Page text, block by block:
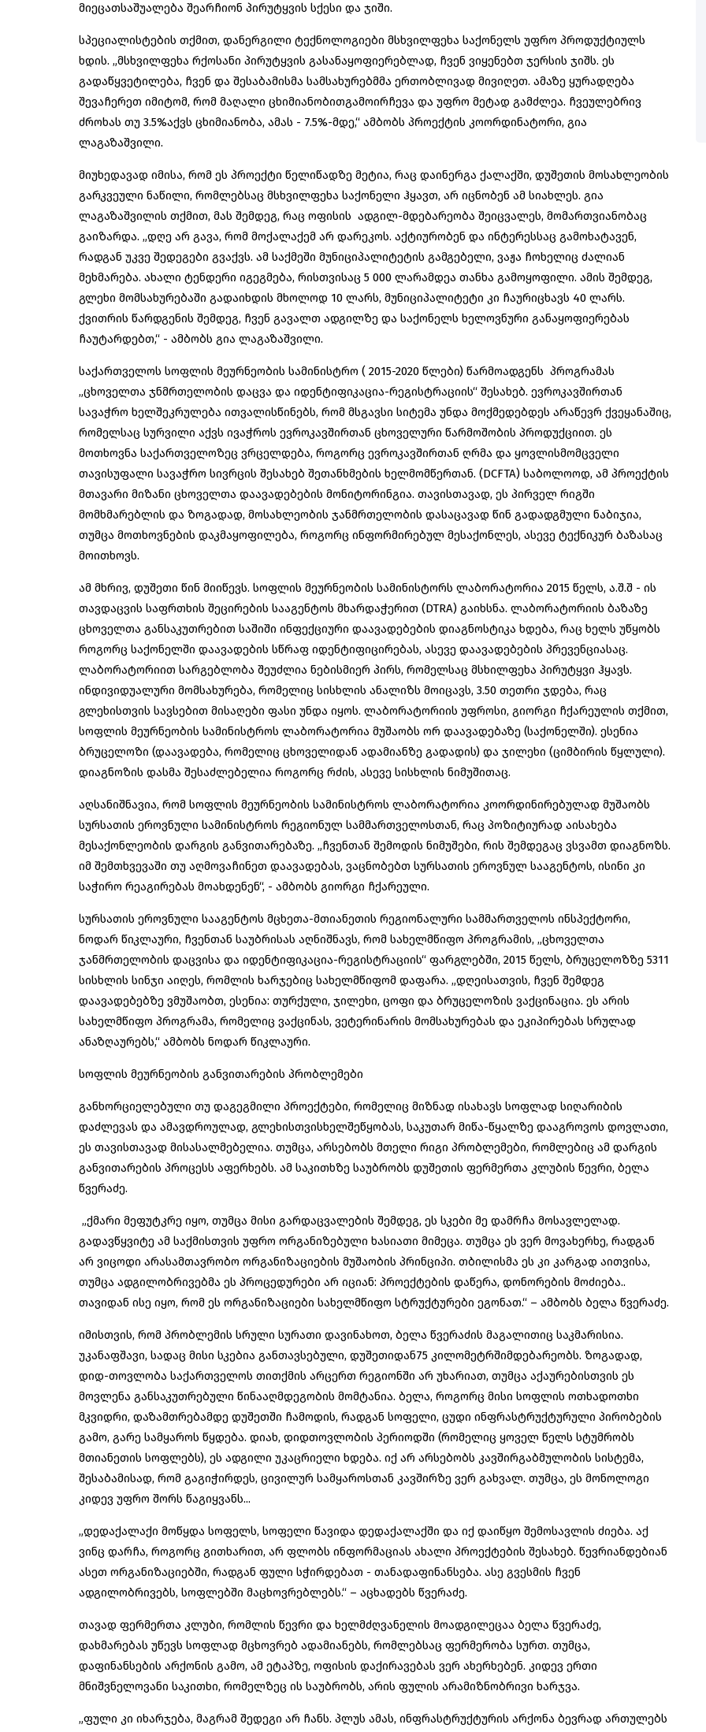
მიეცათსაშუალება შეარჩიონ პირუტყვის სქესი და ჯიში.
სპეციალისტების თქმით, დანერგილი ტექნოლოგიები მსხვილფეხა საქონელს უფრო პროდუქტიულს
ხდის. „მსხვილფეხა რქოსანი პირუტყვის გასანაყოფიერებლად, ჩვენ ვიყენებთ ჯერსის ჯიშს. ეს
გადაწყვეტილება, ჩვენ და შესაბამისმა სამსახურებმმა ერთობლივად მივიღეთ. ამაზე ყურადღება
შევაჩერეთ იმიტომ, რომ მაღალი ცხიმიანობითგამოირჩევა და უფრო მეტად გამძლეა. ჩვეულებრივ
ძროხას თუ 3.5%აქვს ცხიმიანობა, ამას - 7.5%-მდე,“ ამბობს პროექტის კოორდინატორი, გია
ლაგაზაშვილი.
მიუხედავად იმისა, რომ ეს პროექტი წელიწადზე მეტია, რაც დაინერგა ქალაქში, დუშეთის მოსახლეობის
გარკვეული ნაწილი, რომლებსაც მსხვილფეხა საქონელი ჰყავთ, არ იცნობენ ამ სიახლეს. გია
ლაგაზაშვილის თქმით, მას შემდეგ, რაც ოფისის ადგილ-მდებარეობა შეიცვალეს, მომართვიანობაც
გაიზარდა. „დღე არ გავა, რომ მოქალაქემ არ დარეკოს. აქტიურობენ და ინტერესსაც გამოხატავენ,
რადგან უკვე შედეგები გვაქვს. ამ საქმეში მუნიციპალიტეტის გამგებელი, ვაჟა ჩოხელიც ძალიან
მეხმარება. ახალი ტენდერი იგეგმება, რისთვისაც 5 000 ლარამდეა თანხა გამოყოფილი. ამის შემდეგ,
გლეხი მომსახურებაში გადაიხდის მხოლოდ 10 ლარს, მუნიციპალიტეტი კი ჩაურიცხავს 40 ლარს.
ქვითრის წარდგენის შემდეგ, ჩვენ გავალთ ადგილზე და საქონელს ხელოვნური განაყოფიერებას
ჩაუტარდებთ,“ - ამბობს გია ლაგაზაშვილი.
საქართველოს სოფლის მეურნეობის სამინისტრო ( 2015-2020 წლები) წარმოადგენს პროგრამას
„ცხოველთა ჯნმრთელობის დაცვა და იდენტიფიკაცია-რეგისტრაციის“ შესახებ. ევროკავშირთან
სავაჭრო ხელშეკრულება ითვალისწინებს, რომ მსგავსი სიტემა უნდა მოქმედებდეს არაწევრ ქვეყანაშიც,
რომელსაც სურვილი აქვს ივაჭროს ევროკავშირთან ცხოველური წარმოშობის პროდუქციით. ეს
მოთხოვნა საქართველოზეც ვრცელდება, როგორც ევროკავშირთან ღრმა და ყოვლისმომცველი
თავისუფალი სავაჭრო სივრცის შესახებ შეთანხმების ხელმომწერთან. (DCFTA) საბოლოოდ, ამ პროექტის
მთავარი მიზანი ცხოველთა დაავადებების მონიტორინგია. თავისთავად, ეს პირველ რიგში
მომხმარებლის და ზოგადად, მოსახლეობის ჯანმრთელობის დასაცავად წინ გადადგმული ნაბიჯია,
თუმცა მოთხოვნების დაკმაყოფილება, როგორც ინფორმირებულ მესაქონლეს, ასევე ტექნიკურ ბაზასაც
მოითხოვს.
ამ მხრივ, დუშეთი წინ მიიწევს. სოფლის მეურნეობის სამინისტორს ლაბორატორია 2015 წელს, ა.შ.შ - ის
თავდაცვის საფრთხის შეცირების სააგენტოს მხარდაჭერით (DTRA) გაიხსნა. ლაბორატორიის ბაზაზე
ცხოველთა განსაკუთრებით საშიში ინფექციური დაავადებების დიაგნოსტიკა ხდება, რაც ხელს უწყობს
როგორც საქონელში დაავადების სწრაფ იდენტიფიცირებას, ასევე დაავადებების პრევენციასაც.
ლაბორატორიით სარგებლობა შეუძლია ნებისმიერ პირს, რომელსაც მსხილფეხა პირუტყვი ჰყავს.
ინდივიდუალური მომსახურება, რომელიც სისხლის ანალიზს მოიცავს, 3.50 თეთრი ჯდება, რაც
გლეხისთვის სავსებით მისაღები ფასი უნდა იყოს. ლაბორატორიის უფროსი, გიორგი ჩქარეულის თქმით,
სოფლის მეურნეობის სამინისტროს ლაბორატორია მუშაობს ორ დაავადებაზე (საქონელში). ესენია
ბრუცელოზი (დაავადება, რომელიც ცხოველიდან ადამიანზე გადადის) და ჯილეხი (ციმბირის წყლული).
დიაგნოზის დასმა შესაძლებელია როგორც რძის, ასევე სისხლის ნიმუშითაც.
აღსანიშნავია, რომ სოფლის მეურნეობის სამინისტროს ლაბორატორია კოორდინირებულად მუშაობს
სურსათის ეროვნული სამინისტროს რეგიონულ სამმართველოსთან, რაც პოზიტიურად აისახება
მესაქონლეობის დარგის განვითარებაზე. „ჩვენთან შემოდის ნიმუშები, რის შემდეგაც ვსვამთ დიაგნოზს.
იმ შემთხვევაში თუ აღმოვაჩინეთ დაავადებას, ვაცნობებთ სურსათის ეროვნულ სააგენტოს, ისინი კი
საჭირო რეაგირებას მოახდენენ“, - ამბობს გიორგი ჩქარეული.
სურსათის ეროვნული სააგენტოს მცხეთა-მთიანეთის რეგიონალური სამმართველოს ინსპექტორი,
ნოდარ წიკლაური, ჩვენთან საუბრისას აღნიშნავს, რომ სახელმწიფო პროგრამის, „ცხოველთა
ჯანმრთელობის დაცვისა და იდენტიფიკაცია-რეგისტრაციის“ ფარგლებში, 2015 წელს, ბრუცელოზზე 5311
სისხლის სინჯი აიღეს, რომლის ხარჯებიც სახელმწიფომ დაფარა. „დღეისათვის, ჩვენ შემდეგ
დაავადებებზე ვმუშაობთ, ესენია: თურქული, ჯილეხი, ცოფი და ბრუცელოზის ვაქცინაცია. ეს არის
სახელმწიფო პროგრამა, რომელიც ვაქცინას, ვეტერინარის მომსახურებას და ეკიპირებას სრულად
ანაზღაურებს,“ ამბობს ნოდარ წიკლაური.
სოფლის მეურნეობის განვითარების პრობლემები
განხორციელებული თუ დაგეგმილი პროექტები, რომელიც მიზნად ისახავს სოფლად სიღარიბის
დაძლევას და ამავდროულად, გლეხისთვისხელშეწყობას, საკუთარ მიწა-წყალზე დააგროვოს დოვლათი,
ეს თავისთავად მისასალმებელია. თუმცა, არსებობს მთელი რიგი პრობლემები, რომლებიც ამ დარგის
განვითარების პროცესს აფერხებს. ამ საკითხზე საუბრობს დუშეთის ფერმერთა კლუბის წევრი, ბელა
წვერაძე.
„ქმარი მეფუტკრე იყო, თუმცა მისი გარდაცვალების შემდეგ, ეს სკები მე დამრჩა მოსავლელად.
გადავწყვიტე ამ საქმისთვის უფრო ორგანიზებული ხასიათი მიმეცა. თუმცა ეს ვერ მოვახერხე, რადგან
არ ვიცოდი არასამთავრობო ორგანიზაციების მუშაობის პრინციპი. თბილისმა ეს კი კარგად აითვისა,
თუმცა ადგილობრივებმა ეს პროცედურები არ იციან: პროექტების დაწერა, დონორების მოძიება..
თავიდან ისე იყო, რომ ეს ორგანიზაციები სახელმწიფო სტრუქტურები ეგონათ.“ – ამბობს ბელა წვერაძე.
იმისთვის, რომ პრობლემის სრული სურათი დავინახოთ, ბელა წვერაძის მაგალითიც საკმარისია.
უკანაფშავი, სადაც მისი სკებია განთავსებული, დუშეთიდან75 კილომეტრშიმდებარეობს. ზოგადად,
დიდ-თოვლობა საქართველოს თითქმის არცერთ რეგიონში არ უხარიათ, თუმცა აქაურებისთვის ეს
მოვლენა განსაკუთრებული წინააღმდეგობის მომტანია. ბელა, როგორც მისი სოფლის ოთხადოთხი
მკვიდრი, დაზამთრებამდე დუშეთში ჩამოდის, რადგან სოფელი, ცუდი ინფრასტრუქტურული პირობების
გამო, გარე სამყაროს წყდება. დიახ, დიდთოვლობის პერიოდში (რომელიც ყოველ წელს სტუმრობს
მთიანეთის სოფლებს), ეს ადგილი უკაცრიელი ხდება. იქ არ არსებობს კავშირგაბმულობის სისტემა,
შესაბამისად, რომ გაგიჭირდეს, ცივილურ სამყაროსთან კავშირზე ვერ გახვალ. თუმცა, ეს მონოლოგი
კიდევ უფრო შორს წაგიყვანს...
„დედაქალაქი მოწყდა სოფელს, სოფელი წავიდა დედაქალაქში და იქ დაიწყო შემოსავლის ძიება. აქ
ვინც დარჩა, როგორც გითხარით, არ ფლობს ინფორმაციას ახალი პროექტების შესახებ. წევრიანდებიან
ასეთ ორგანიზაციებში, რადგან ფული სჭირდებათ - თანადაფინანსება. ასე გვესმის ჩვენ
ადგილობრივებს, სოფლებში მაცხოვრებლებს.“ – აცხადებს წვერაძე.
თავად ფერმერთა კლუბი, რომლის წევრი და ხელმძღვანელის მოადგილეცაა ბელა წვერაძე,
დახმარებას უწევს სოფლად მცხოვრებ ადამიანებს, რომლებსაც ფერმერობა სურთ. თუმცა,
დაფინანსების არქონის გამო, ამ ეტაპზე, ოფისის დაქირავებას ვერ ახერხებენ. კიდევ ერთი
მნიშვნელოვანი საკითხი, რომელზეც ის საუბრობს, არის ფულის არამიზნობრივი ხარჯვა.
„ფული კი იხარჯება, მაგრამ შედეგი არ ჩანს. პლუს ამას, ინფრასტრუქტურის არქონა ბევრად ართულებს